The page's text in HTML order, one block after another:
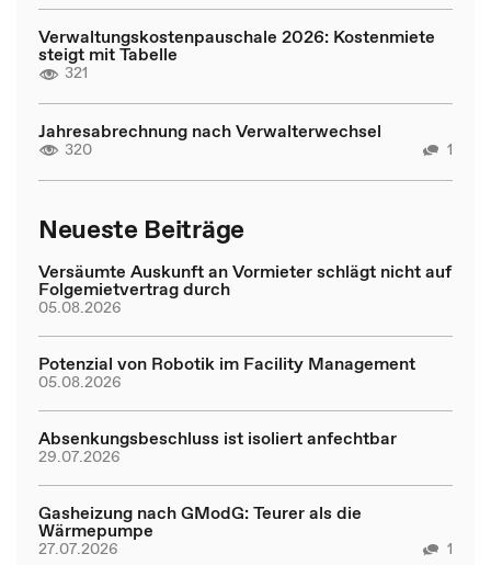
Verwaltungskostenpauschale 2026: Kostenmiete
steigt mit Tabelle
321
Jahresabrechnung nach Verwalterwechsel
320 1
Neueste Beiträge
Versäumte Auskunft an Vormieter schlägt nicht auf
Folgemietvertrag durch
05.08.2026
Potenzial von Robotik im Facility Management
05.08.2026
Absenkungsbeschluss ist isoliert anfechtbar
29.07.2026
Gasheizung nach GModG: Teurer als die
Wärmepumpe
27.07.2026 1